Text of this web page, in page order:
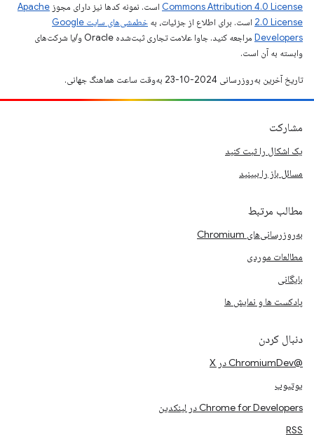
Commons Attribution 4.0 License است. نمونه کدها نیز دارای مجوز Apache
2.0 License است. برای اطلاع از جزئیات، به
خطمشی‌های سایت Google
Developers‏
مراجعه کنید. جاوا علامت تجاری ثبت‌شده Oracle و/یا شرکت‌های
وابسته به آن است.
تاریخ آخرین به‌روزرسانی 2024-10-23 به‌وقت ساعت هماهنگ جهانی.
مشارکت
یک اشکال را ثبت کنید
مسائل باز را ببینید
مطالب مرتبط
به‌روزرسانی‌های Chromium
مطالعات موردی
بایگانی
پادکست ها و نمایش ها
دنبال کردن
@ChromiumDev در X
یوتیوب
Chrome for Developers در لینکدین
RSS